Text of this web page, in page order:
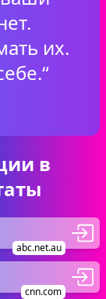
их.
в
abc.net.au
cnn.com